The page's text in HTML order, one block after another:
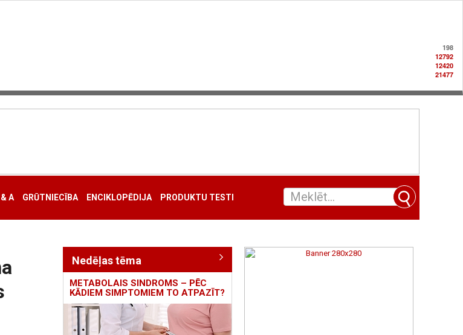
198
12792
12420
21477
A GRŪTNIECĪBA ENCIKLOPĒDIJA PRODUKTU TESTI
Nedēļas tēma
METABOLAIS SINDROMS – PĒC
KĀDIEM SIMPTOMIEM TO ATPAZĪT?